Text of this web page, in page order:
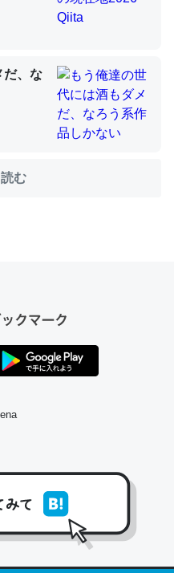
。でたまに覗いてる。ぼ
。あと、Googleマップで
量や充電中かが分かるので
｜tayorini by LIFULL介護
の人が多いそうだけど、
効果があるはず……
父67歳と僕。ITツール導入で
｜tayorini by LIFULL介護
置した。ポケットWifiみ
Alexaしか使わないので
よ。参考：
entry/2019/05/15/1805
だ、な
む